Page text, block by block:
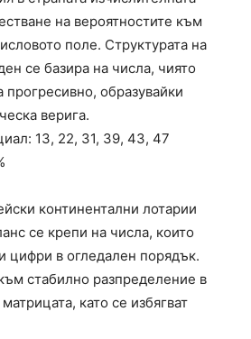
на вероятностите към
поле. Структурата на
се базира на числа, чиято
прогресивно, образувайки
верига.
13, 22, 31, 39, 43, 47
континентални лотарии
се крепи на числа, които
цифри в огледален порядък.
стабилно разпределение в
като се избягват